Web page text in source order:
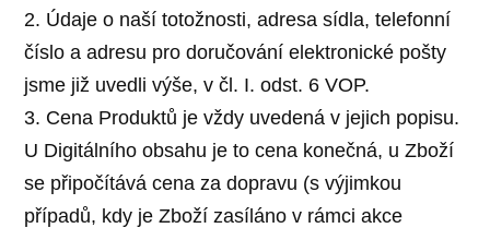
2. Údaje o naší totožnosti, adresa sídla, telefonní
číslo a adresu pro doručování elektronické pošty
jsme již uvedli výše, v čl. I. odst. 6 VOP.
3. Cena Produktů je vždy uvedená v jejich popisu.
U Digitálního obsahu je to cena konečná, u Zboží
se připočítává cena za dopravu (s výjimkou
případů, kdy je Zboží zasíláno v rámci akce